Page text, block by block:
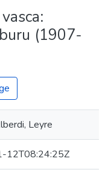
(1907-
Leyre
12T08:24:25Z